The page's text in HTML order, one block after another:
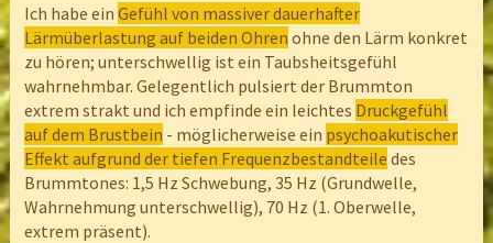
Ich habe ein Gefühl von massiver dauerhafter
Lärmüberlastung auf beiden Ohren ohne den Lärm konkret
zu hören; unterschwellig ist ein Taubsheitsgefühl
wahrnehmbar. Gelegentlich pulsiert der Brummton
extrem strakt und ich empfinde ein leichtes Druckgefühl
auf dem Brustbein - möglicherweise ein psychoakutischer
Effekt aufgrund der tiefen Frequenzbestandteile des
Brummtones: 1,5 Hz Schwebung, 35 Hz (Grundwelle,
Wahrnehmung unterschwellig), 70 Hz (1. Oberwelle,
extrem präsent).